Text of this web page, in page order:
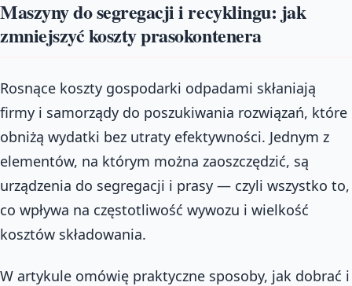
Maszyny do segregacji i recyklingu: jak
zmniejszyć koszty prasokontenera
Rosnące koszty gospodarki odpadami skłaniają
firmy i samorządy do poszukiwania rozwiązań, które
obniżą wydatki bez utraty efektywności. Jednym z
elementów, na którym można zaoszczędzić, są
urządzenia do segregacji i prasy — czyli wszystko to,
co wpływa na częstotliwość wywozu i wielkość
kosztów składowania.
W artykule omówię praktyczne sposoby, jak dobrać i